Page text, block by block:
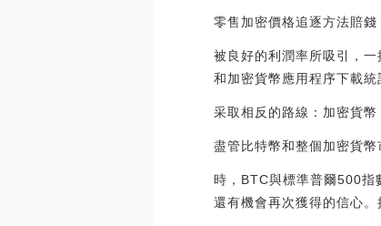
零售加密價格追逐方法賠錢
被良好的利潤率所吸引，
和加密貨幣應用程序下載
采取相反的路線：加密貨幣
盡管比特幣和整個加密貨
時，BTC與標準普爾500指
還有機會再次獲得的信心。